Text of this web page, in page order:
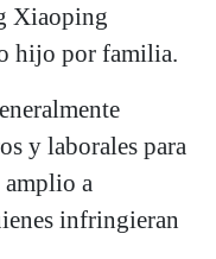
Xiaoping
hijo por familia.
y laborales para
amplio a
infringieran